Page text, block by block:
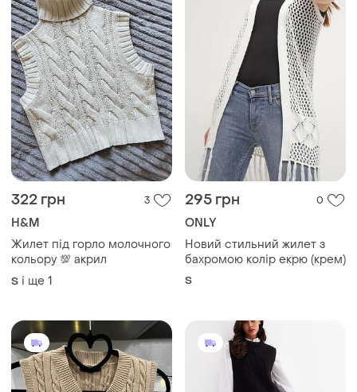
322 грн 3
H&M
Жилет під горло молочного
кольору 💯 акрил
S і ще 1
295 грн 0
ONLY
Новий стильний жилет з
бахромою колір екрю (крем)
S